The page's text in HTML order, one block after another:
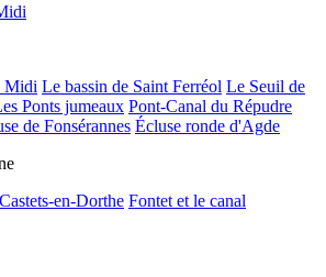
Midi Le bassin de Saint Ferréol Le Seuil de
Ponts jumeaux Pont-Canal du Répudre
de Fonsérannes Écluse ronde d'Agde
Castets-en-Dorthe Fontet et le canal